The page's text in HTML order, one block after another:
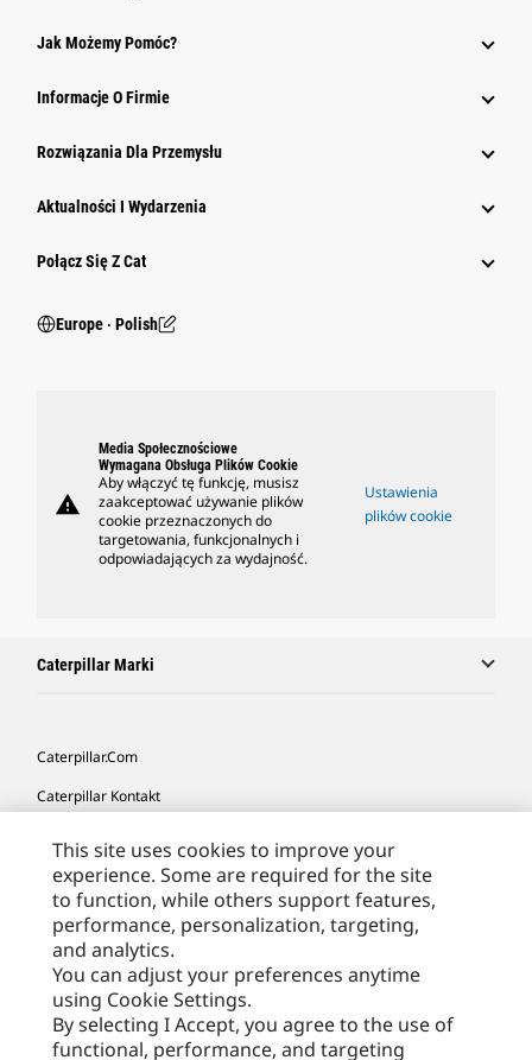
Jak Możemy Pomóc?
Informacje O Firmie
Rozwiązania Dla Przemysłu
Aktualności I Wydarzenia
Połącz Się Z Cat
Europe ‧ Polish
warning
Media Społecznościowe
Wymagana Obsługa Plików Cookie
Aby włączyć tę funkcję, musisz
zaakceptować używanie plików
cookie przeznaczonych do
targetowania, funkcjonalnych i
odpowiadających za wydajność.
Ustawienia
plików cookie
Caterpillar Marki
Caterpillar.com
Caterpillar Kontakt
Moje Preferencje Marketingowe
Site Map
Cookie Settings
Legal
Privacy
This site uses cookies to improve your
experience. Some are required for the site
to function, while others support features,
performance, personalization, targeting,
and analytics.
You can adjust your preferences anytime
using Cookie Settings.
By selecting I Accept, you agree to the use of
functional, performance, and targeting